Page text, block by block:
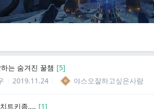
는 숨겨진 꿀챔 [5]
2019.11.24 야스오잘하고싶은사람
트키좀.... [1]